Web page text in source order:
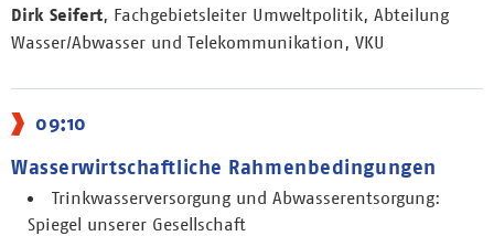
Dirk Seifert, Fachgebietsleiter Umweltpolitik, Abteilung
Wasser/Abwasser und Telekommunikation, VKU
09:10
Wasserwirtschaftliche Rahmenbedingungen
Trinkwasserversorgung und Abwasserentsorgung:
Spiegel unserer Gesellschaft